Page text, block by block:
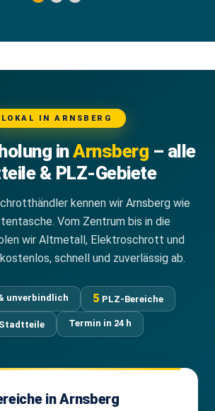
LOKAL IN ARNSBERG
inArnsberg – alle
& PLZ-Gebiete
kennen wir Arnsberg wie
Vom Zentrum bis in die
wir Altmetall, Elektroschrott und
schnell und zuverlässig ab.
unverbindlich 5 PLZ-Bereiche
Stadtteile Termin in 24 h
in Arnsberg